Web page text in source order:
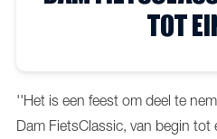
TOT
''Het is een feest om deel te
Dam FietsClassic, van begin tot